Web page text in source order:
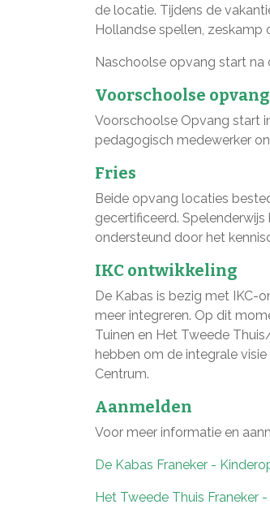
de locatie. Tijdens de
Hollandse spellen, zeskamp
Naschoolse opvang start na
Voorschoolse opvang
Voorschoolse Opvang start
pedagogisch medewerker
Fries
Beide opvang locaties
gecertificeerd.
ondersteund door het
IKC ontwikkeling
De Kabas is bezig met IKC-
meer integreren. Op dit
Tuinen en Het Tweede
hebben om de integrale
Centrum.
Aanmelden
Voor meer informatie en
De Kabas Franeker -
Het Tweede Thuis Franeker